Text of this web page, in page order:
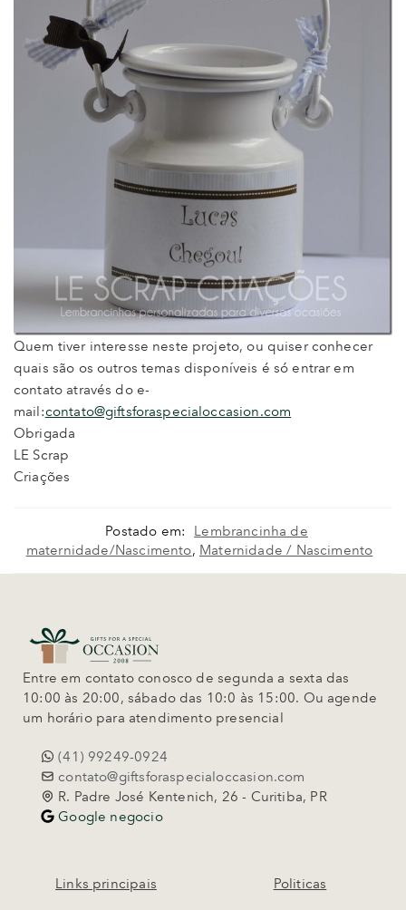
Quem tiver interesse neste projeto, ou quiser conhecer
quais são os outros temas disponíveis é só entrar em
contato através do e-
mail:contato@giftsforaspecialoccasion.com
Obrigada
LE Scrap
Criações
Postado em:
Lembrancinha de
maternidade/Nascimento, Maternidade / Nascimento
Entre em contato conosco de segunda a sexta das
10:00 às 20:00, sábado das 10:0 às 15:00. Ou agende
um horário para atendimento presencial
(41) 99249-0924
contato@giftsforaspecialoccasion.com
R. Padre José Kentenich, 26 - Curitiba, PR
Google negocio
Links principais Politicas